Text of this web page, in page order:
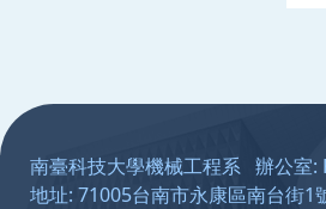
南臺科技大學機械工程系 辦公室:
地址: 71005台南市永康區南台街1